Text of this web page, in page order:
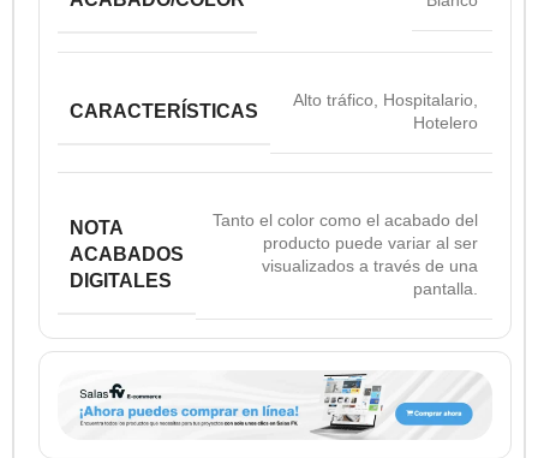
CARACTERÍSTICAS
Alto tráfico, Hospitalario,
Hotelero
NOTA
ACABADOS
DIGITALES
Tanto el color como el acabado del
producto puede variar al ser
visualizados a través de una
pantalla.